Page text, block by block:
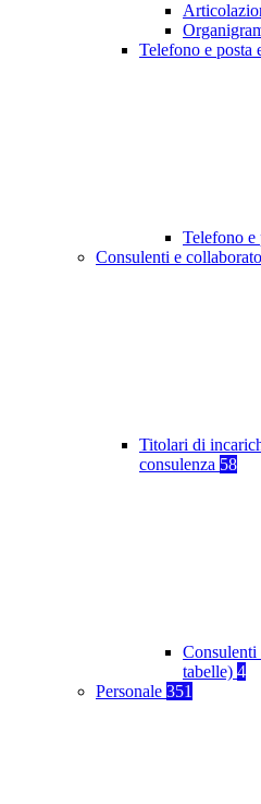
Telefono e posta
Telefono e
Consulenti e
Titolari di
consulenza 58
Consulenti
tabelle) 4
Personale 351